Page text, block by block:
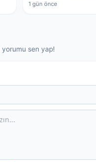
1 gün önce
sen yap!